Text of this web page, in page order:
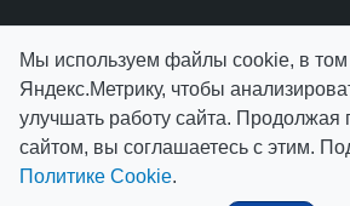
Ctrl+Enter.
Мы используем файлы cookie, в том
Яндекс.Метрику, чтобы
улучшать работу сайта. Продолжая
сайтом, вы соглашаетесь с этим.
Политике Cookie.